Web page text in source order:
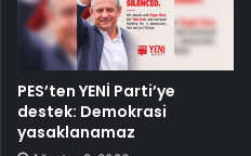
PES’ten YENİ Parti’ye
destek: Demokrasi
yasaklanamaz